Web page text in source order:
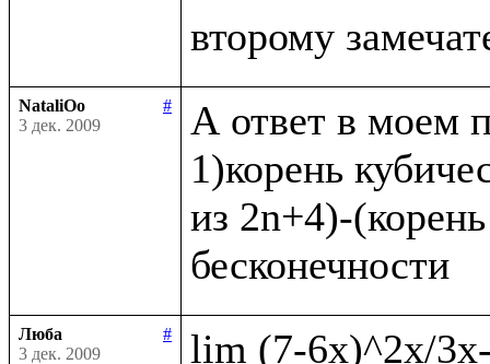
NataliOo
#
3 дек. 2009
А ответ в моем
1)корень
из 2n+4)-
Люба
#
3 дек. 2009